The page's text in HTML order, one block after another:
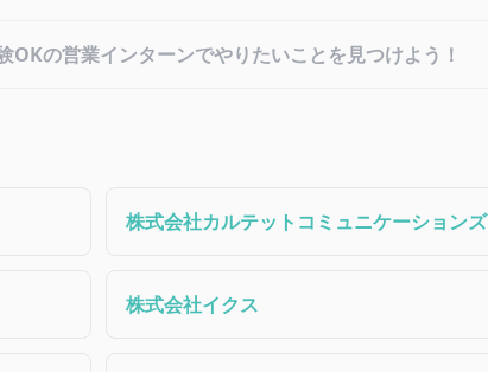
OKの営業インターンでやりたいことを見つけよう！
株式会社カルテットコミュニケーションズ
株式会社イクス